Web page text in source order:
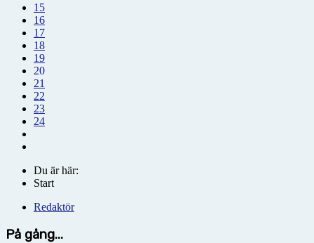
15
16
17
18
19
20
21
22
23
24
Du är här:
Start
Redaktör
På gång...